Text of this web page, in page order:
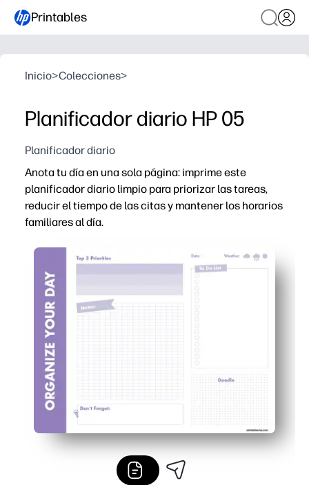
Printables
Inicio>Colecciones>
Planificador diario HP 05
Planificador diario
Anota tu día en una sola página: imprime este
planificador diario limpio para priorizar las tareas,
reducir el tiempo de las citas y mantener los horarios
familiares al día.
Configuración sin preparación: imprima y comience a
Las secciones claras para las prioridades, las tareas
El diseño adecuado para toda la familia registra las
Uso flexible: reimprima en cualquier momento para